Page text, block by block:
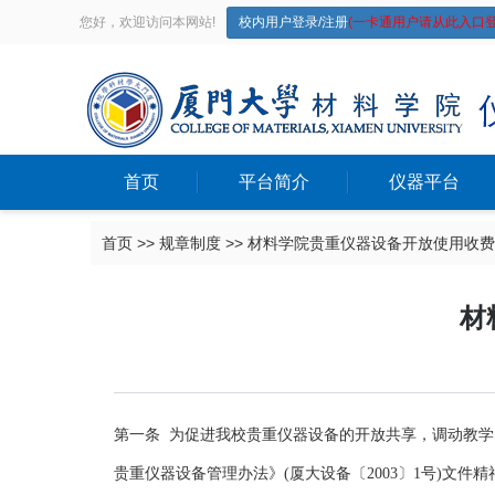
您好，欢迎访问本网站! 校内用户登录/注册(一卡通用户请从此入口
首页 平台简介 仪器平台
首页 >> 规章制度 >> 材料学院贵重仪器设备开放使用收
材
第一条 为促进我校贵重仪器设备的开放共享，调动教
贵重仪器设备管理办法》(厦大设备〔2003〕1号)文件